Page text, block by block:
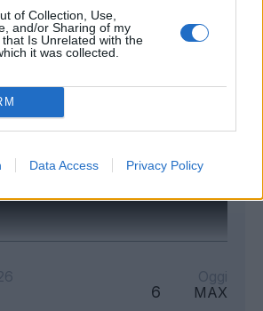
of Collection, Use,
and/or Sharing of my
Is Unrelated with the
it was collected.
Data Access Privacy Policy
di Mercato
6 MIN
6 MAX